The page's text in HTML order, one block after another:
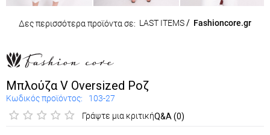
Δες περισσότερα προϊόντα σε: LAST ITEMS/ Fashioncore.gr
Μπλούζα V Oversized Ροζ
Κωδικός προϊόντος:
103-27
Γράψτε μια κριτικήQ&A (0)